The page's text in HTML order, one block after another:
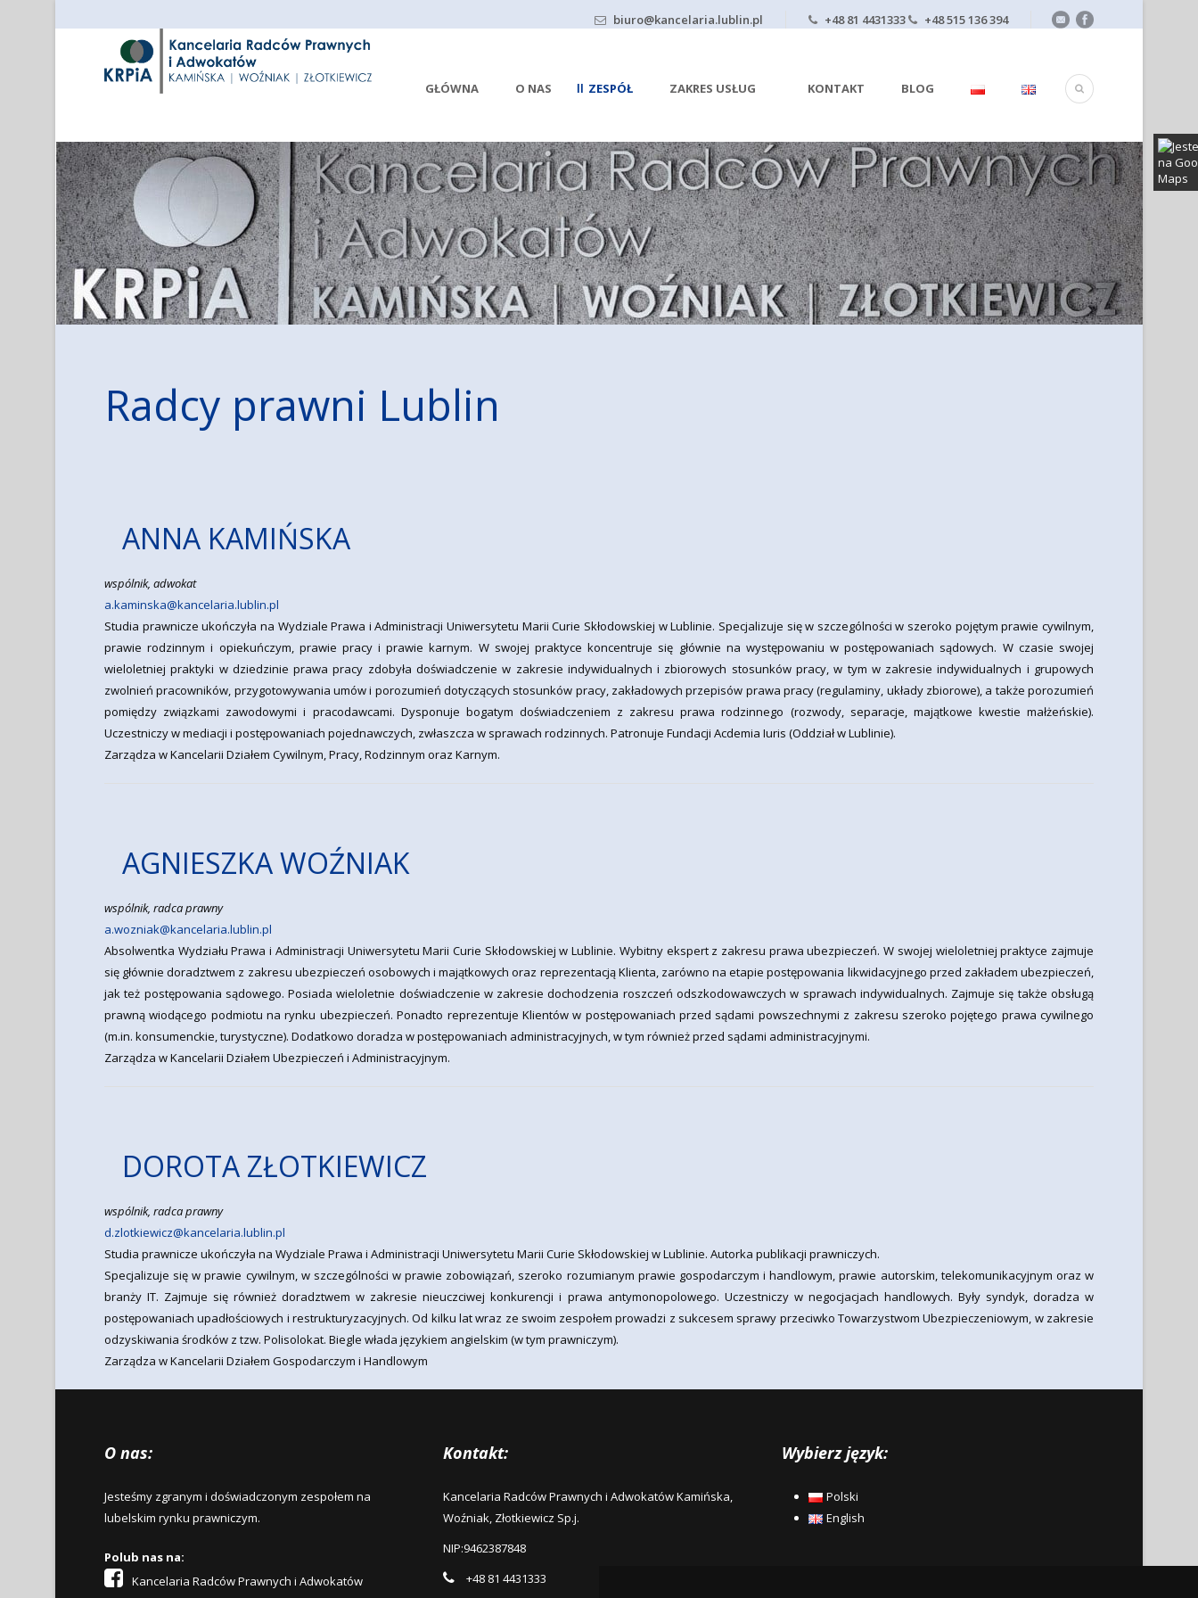
biuro@kancelaria.lublin.pl +48 81 4431333 +48 515 136 394
GŁÓWNA O NAS ZESPÓŁ ZAKRES USŁUG KONTAKT BLOG
Radcy prawni Lublin
ANNA KAMIŃSKA
wspólnik, adwokat
a.kaminska@kancelaria.lublin.pl
Studia prawnicze ukończyła na Wydziale Prawa i Administracji Uniwersytetu Marii Curie Skłodowskiej w Lublinie. Specjalizuje się w szczególności w szeroko pojętym prawie cywilnym,
prawie rodzinnym i opiekuńczym, prawie pracy i prawie karnym. W swojej praktyce koncentruje się głównie na występowaniu w postępowaniach sądowych. W czasie swojej
wieloletniej praktyki w dziedzinie prawa pracy zdobyła doświadczenie w zakresie indywidualnych i zbiorowych stosunków pracy, w tym w zakresie indywidualnych i grupowych
zwolnień pracowników, przygotowywania umów i porozumień dotyczących stosunków pracy, zakładowych przepisów prawa pracy (regulaminy, układy zbiorowe), a także porozumień
pomiędzy związkami zawodowymi i pracodawcami. Dysponuje bogatym doświadczeniem z zakresu prawa rodzinnego (rozwody, separacje, majątkowe kwestie małżeńskie).
Uczestniczy w mediacji i postępowaniach pojednawczych, zwłaszcza w sprawach rodzinnych. Patronuje Fundacji Acdemia Iuris (Oddział w Lublinie).
Zarządza w Kancelarii Działem Cywilnym, Pracy, Rodzinnym oraz Karnym.
AGNIESZKA WOŹNIAK
wspólnik, radca prawny
a.wozniak@kancelaria.lublin.pl
Absolwentka Wydziału Prawa i Administracji Uniwersytetu Marii Curie Skłodowskiej w Lublinie. Wybitny ekspert z zakresu prawa ubezpieczeń. W swojej wieloletniej praktyce zajmuje
się głównie doradztwem z zakresu ubezpieczeń osobowych i majątkowych oraz reprezentacją Klienta, zarówno na etapie postępowania likwidacyjnego przed zakładem ubezpieczeń,
jak też postępowania sądowego. Posiada wieloletnie doświadczenie w zakresie dochodzenia roszczeń odszkodowawczych w sprawach indywidualnych. Zajmuje się także obsługą
prawną wiodącego podmiotu na rynku ubezpieczeń. Ponadto reprezentuje Klientów w postępowaniach przed sądami powszechnymi z zakresu szeroko pojętego prawa cywilnego
(m.in. konsumenckie, turystyczne). Dodatkowo doradza w postępowaniach administracyjnych, w tym również przed sądami administracyjnymi.
Zarządza w Kancelarii Działem Ubezpieczeń i Administracyjnym.
DOROTA ZŁOTKIEWICZ
wspólnik, radca prawny
d.zlotkiewicz@kancelaria.lublin.pl
Studia prawnicze ukończyła na Wydziale Prawa i Administracji Uniwersytetu Marii Curie Skłodowskiej w Lublinie. Autorka publikacji prawniczych.
Specjalizuje się w prawie cywilnym, w szczególności w prawie zobowiązań, szeroko rozumianym prawie gospodarczym i handlowym, prawie autorskim, telekomunikacyjnym oraz w
branży IT. Zajmuje się również doradztwem w zakresie nieuczciwej konkurencji i prawa antymonopolowego. Uczestniczy w negocjacjach handlowych. Były syndyk, doradza w
postępowaniach upadłościowych i restrukturyzacyjnych. Od kilku lat wraz ze swoim zespołem prowadzi z sukcesem sprawy przeciwko Towarzystwom Ubezpieczeniowym, w zakresie
odzyskiwania środków z tzw. Polisolokat. Biegle włada językiem angielskim (w tym prawniczym).
Zarządza w Kancelarii Działem Gospodarczym i Handlowym
O nas:
Jesteśmy zgranym i doświadczonym zespołem na
lubelskim rynku prawniczym.
Polub nas na:
Kancelaria Radców Prawnych i Adwokatów
Kontakt:
Kancelaria Radców Prawnych i Adwokatów Kamińska,
Woźniak, Złotkiewicz Sp.j.
NIP:9462387848
+48 81 4431333
Wybierz język:
Polski
English